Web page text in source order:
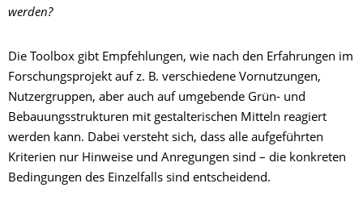
werden?
Die Toolbox gibt Empfehlungen, wie nach den Erfahrungen im
Forschungsprojekt auf z. B. verschiedene Vornutzungen,
Nutzergruppen, aber auch auf umgebende Grün- und
Bebauungsstrukturen mit gestalterischen Mitteln reagiert
werden kann. Dabei versteht sich, dass alle aufgeführten
Kriterien nur Hinweise und Anregungen sind – die konkreten
Bedingungen des Einzelfalls sind entscheidend.